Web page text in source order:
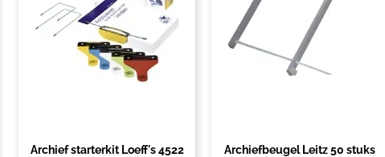
Archief starterkit Loeff's 4522 Archiefbeugel Leitz 50 stuks